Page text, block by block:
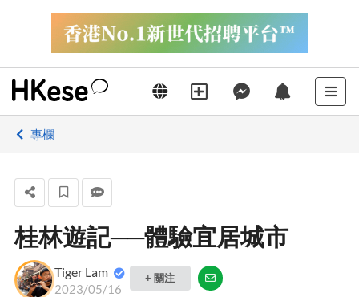
專欄
桂林遊記──體驗宜居城市
Tiger Lam
2023/05/16
+ 關注